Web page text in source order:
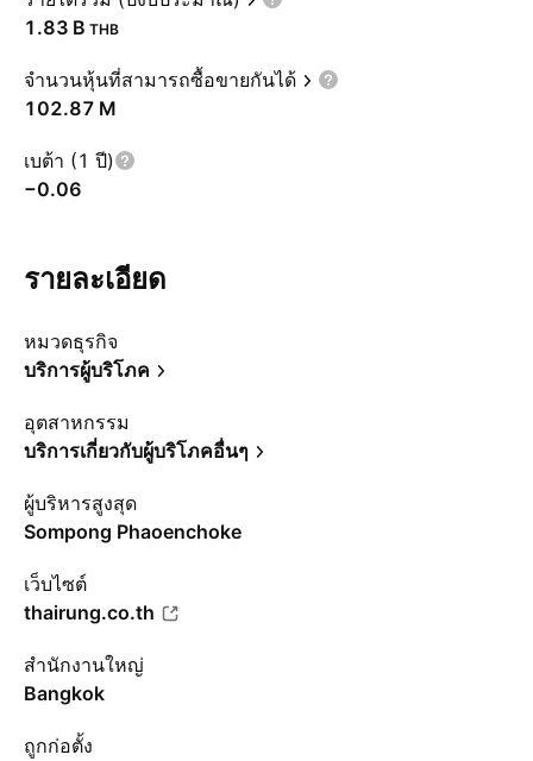
‪1.83 B‬ THB
จำนวนหุ้นที่สามารถซื้อขายกันได้
‪102.87 M‬
เบต้า (1 ปี)
−0.06
รายละเอียด
หมวดธุรกิจ
บริการผู้บริโภค
อุตสาหกรรม
บริการเกี่ยวกับผู้บริโภคอื่นๆ
ผู้บริหารสูงสุด
Sompong Phaoenchoke
เว็บไซต์
thairung.co.th
สำนักงานใหญ่
Bangkok
ถูกก่อตั้ง